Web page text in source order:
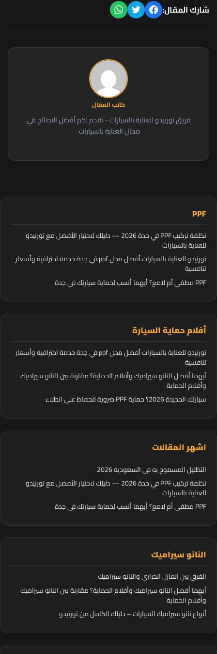
PPF
تكلفة تركيب PPF في جدة 2026 — دليلك لاختيار الأفضل مع تورنيدو
للعناية بالسيارات
تورنيدو للعناية بالسيارات أفضل محل ppf في جدة خدمة احترافية وأسعار
تنافسية
PPF مطفي أم لامع؟ أيهما أنسب لحماية سيارتك في جدة
أفلام حماية السيارة
تورنيدو للعناية بالسيارات أفضل محل ppf في جدة خدمة احترافية وأسعار
تنافسية
أيهما أفضل النانو سيراميك وأفلام الحماية؟ مقارنة بين النانو سيراميك
وأفلام الحماية
سيارتك الجديدة 2026؟ حماية PPF ضرورة للحفاظ على الطلاء
اشهر المقالات
التظليل المسموح به في السعودية 2026
تكلفة تركيب PPF في جدة 2026 — دليلك لاختيار الأفضل مع تورنيدو
للعناية بالسيارات
PPF مطفي أم لامع؟ أيهما أنسب لحماية سيارتك في جدة
النانو سيراميك
الفرق بين العازل الحراري والنانو سيراميك
أيهما أفضل النانو سيراميك وأفلام الحماية؟ مقارنة بين النانو سيراميك
وأفلام الحماية
أنواع نانو سيراميك السيارات – دليلك الكامل من تورنيدو
شارك المقال:
كاتب المقال
فريق تورنيدو للعناية بالسيارات - نقدم لكم أفضل النصائح في
مجال العناية بالسيارات.